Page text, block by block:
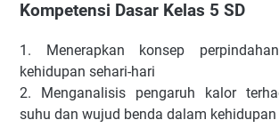
Kompetensi Dasar Kelas 5 SD
1.
Menerapkan konsep
kehidupan sehari-hari
2.
Menganalisis pengaruh kalor
suhu dan wujud benda dalam kehidupan